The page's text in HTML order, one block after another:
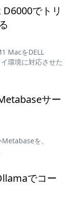
でトリ
MacをDELL
環境に対応させた
サー
を、
でコー